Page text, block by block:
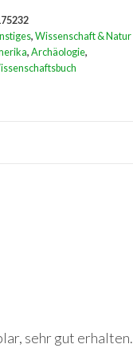
, Wissenschaft & Natur
, Archäologie,
sehr gut erhalten.